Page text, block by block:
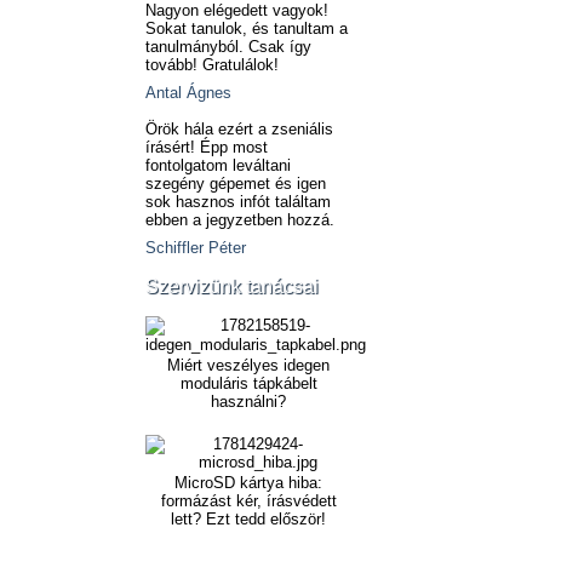
Nagyon elégedett vagyok!
Sokat tanulok, és tanultam a
tanulmányból. Csak így
tovább! Gratulálok!
Antal Ágnes
Örök hála ezért a zseniális
írásért! Épp most
fontolgatom leváltani
szegény gépemet és igen
sok hasznos infót találtam
ebben a jegyzetben hozzá.
Schiffler Péter
Szervizünk tanácsai
Miért veszélyes idegen
moduláris tápkábelt
használni?
MicroSD kártya hiba:
formázást kér, írásvédett
lett? Ezt tedd először!